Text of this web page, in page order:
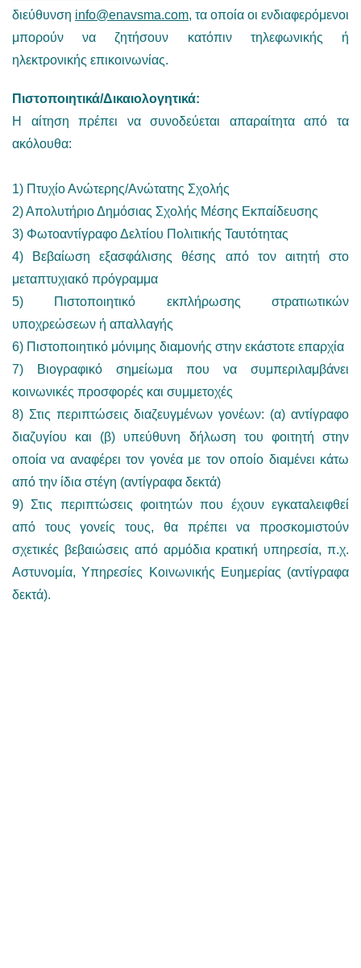
διεύθυνση info@enavsma.com, τα οποία οι ενδιαφερόμενοι
μπορούν να ζητήσουν κατόπιν τηλεφωνικής ή
ηλεκτρονικής επικοινωνίας.
Πιστοποιητικά/Δικαιολογητικά:
Η αίτηση πρέπει να συνοδεύεται απαραίτητα από τα
ακόλουθα:
1) Πτυχίο Ανώτερης/Ανώτατης Σχολής
2) Απολυτήριο Δημόσιας Σχολής Μέσης Εκπαίδευσης
3) Φωτοαντίγραφο Δελτίου Πολιτικής Ταυτότητας
4) Βεβαίωση εξασφάλισης θέσης από τον αιτητή στο
μεταπτυχιακό πρόγραμμα
5) Πιστοποιητικό εκπλήρωσης στρατιωτικών
υποχρεώσεων ή απαλλαγής
6) Πιστοποιητικό μόνιμης διαμονής στην εκάστοτε επαρχία
7) Βιογραφικό σημείωμα που να συμπεριλαμβάνει
κοινωνικές προσφορές και συμμετοχές
8) Στις περιπτώσεις διαζευγμένων γονέων: (α) αντίγραφο
διαζυγίου και (β) υπεύθυνη δήλωση του φοιτητή στην
οποία να αναφέρει τον γονέα με τον οποίο διαμένει κάτω
από την ίδια στέγη (αντίγραφα δεκτά)
9) Στις περιπτώσεις φοιτητών που έχουν εγκαταλειφθεί
από τους γονείς τους, θα πρέπει να προσκομιστούν
σχετικές βεβαιώσεις από αρμόδια κρατική υπηρεσία, π.χ.
Αστυνομία, Υπηρεσίες Κοινωνικής Ευημερίας (αντίγραφα
δεκτά).